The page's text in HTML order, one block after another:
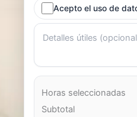
Acepto el uso de
Horas seleccionadas
Subtotal